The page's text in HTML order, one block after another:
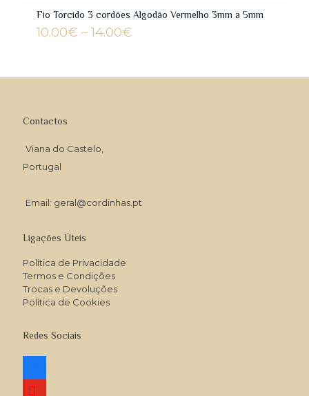
Fio Torcido 3 cordões Algodão Vermelho 3mm a 5mm
10.00€ – 14.00€
Contactos
Viana do Castelo,
Portugal
Email: geral@cordinhas.pt
Ligações Úteis
Política de Privacidade
Termos e Condições
Trocas e Devoluções
Política de Cookies
Redes Sociais
facebook
youtube